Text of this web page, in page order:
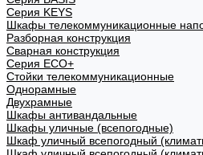
Cерия KEYS
Шкафы телекоммуникационные
Разборная конструкция
Сварная конструкция
Серия ECO+
Стойки телекоммуникационные
Однорамные
Двухрамные
Шкафы антивандальные
Шкафы уличные (всепогодные)
Шкаф уличный всепогодный